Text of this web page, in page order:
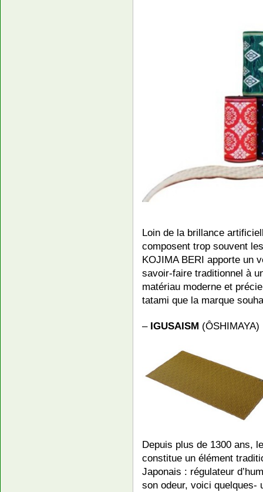
Loin de la brillance
composent trop souvent
KOJIMA BERI apporte un
savoir-faire traditionnel à
matériau moderne et
tatami que la marque
– IGUSAISM
Depuis plus de 1300 ans,
constitue un élément
Japonais : régulateur
son odeur, voici quelques-